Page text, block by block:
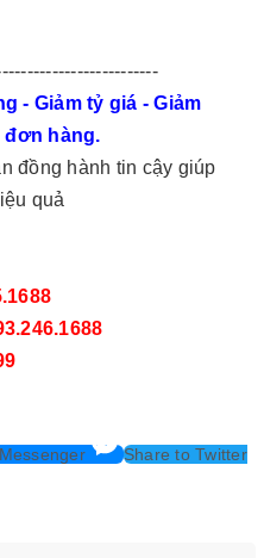
- Giảm tỷ giá - Giảm
hàng.
đồng hành tin cậy giúp
quả
Share to Twitter